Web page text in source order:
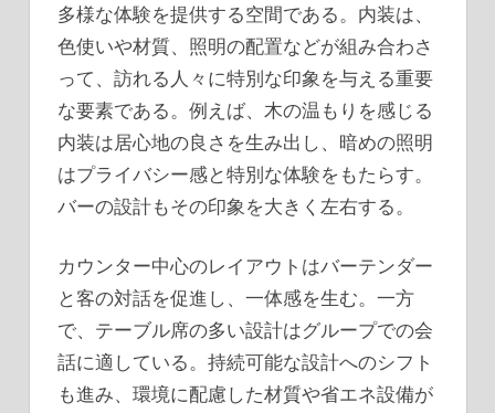
多様な体験を提供する空間である。内装は、
色使いや材質、照明の配置などが組み合わさ
って、訪れる人々に特別な印象を与える重要
な要素である。例えば、木の温もりを感じる
内装は居心地の良さを生み出し、暗めの照明
はプライバシー感と特別な体験をもたらす。
バーの設計もその印象を大きく左右する。
カウンター中心のレイアウトはバーテンダー
と客の対話を促進し、一体感を生む。一方
で、テーブル席の多い設計はグループでの会
話に適している。持続可能な設計へのシフト
も進み、環境に配慮した材質や省エネ設備が